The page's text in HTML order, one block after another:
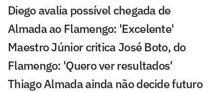
Diego avalia possível chegada de
Almada ao Flamengo: 'Excelente'
Maestro Júnior critica José Boto, do
Flamengo: 'Quero ver resultados'
Thiago Almada ainda não decide futuro